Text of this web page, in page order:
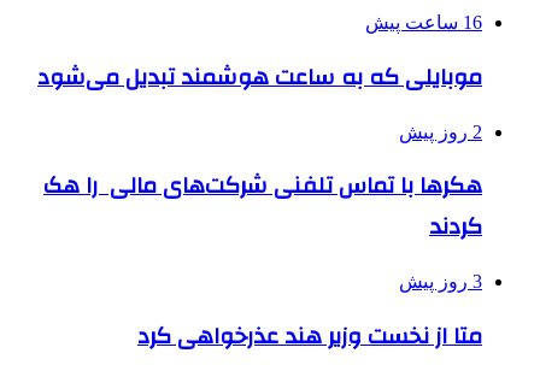
16 ساعت پیش
موبایلی که به ساعت هوشمند تبدیل می‌شود
2 روز پیش
هکرها با تماس تلفنی شرکت‌های مالی را هک
کردند
3 روز پیش
متا از نخست وزیر هند عذرخواهی کرد